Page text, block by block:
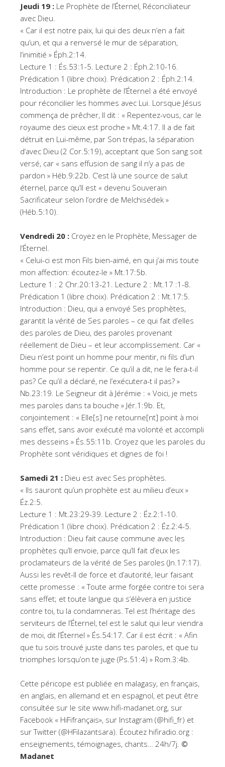
Jeudi 19 : Le Prophète de l’Éternel, Réconciliateur
avec Dieu.
« Car il est notre paix, lui qui des deux n’en a fait
qu’un, et qui a renversé le mur de séparation,
l’inimitié » Éph.2:14.
Lecture 1 : És.53:1-5. Lecture 2 : Éph.2:10-16.
Prédication 1 (libre choix). Prédication 2 : Éph.2:14.
Introduction : Le prophète de l’Éternel a été envoyé
pour réconcilier les hommes avec Lui. Lorsque Jésus
commença de prêcher, Il dit : « Repentez-vous, car le
royaume des cieux est proche » Mt.4:17. Il a de fait
détruit en Lui-même, par Son trépas, la séparation
d’avec Dieu (2 Cor.5:19), acceptant que Son sang soit
versé, car « sans effusion de sang il n’y a pas de
pardon » Héb.9:22b. C’est là une source de salut
éternel, parce qu’Il est « devenu Souverain
Sacrificateur selon l’ordre de Melchisédek »
(Héb.5:10).
Vendredi 20 : Croyez en le Prophète, Messager de
l’Éternel.
« Celui-ci est mon Fils bien-aimé, en qui j’ai mis toute
mon affection: écoutez-le » Mt.17:5b.
Lecture 1 : 2 Chr.20:13-21. Lecture 2 : Mt.17 :1-8.
Prédication 1 (libre choix). Prédication 2 : Mt.17:5.
Introduction : Dieu, qui a envoyé Ses prophètes,
garantit la vérité de Ses paroles – ce qui fait d’elles
des paroles de Dieu, des paroles provenant
réellement de Dieu – et leur accomplissement. Car «
Dieu n’est point un homme pour mentir, ni fils d’un
homme pour se repentir. Ce qu’il a dit, ne le fera-t-il
pas? Ce qu’il a déclaré, ne l’exécutera-t il pas? »
Nb.23:19. Le Seigneur dit à Jérémie : « Voici, je mets
mes paroles dans ta bouche » Jér.1:9b. Et,
conjointement : « Elle[s] ne retourne[nt] point à moi
sans effet, sans avoir exécuté ma volonté et accompli
mes desseins » És.55:11b. Croyez que les paroles du
Prophète sont véridiques et dignes de foi !
Samedi 21 : Dieu est avec Ses prophètes.
« Ils sauront qu’un prophète est au milieu d’eux »
Éz.2:5.
Lecture 1 : Mt.23:29-39. Lecture 2 : Éz.2:1-10.
Prédication 1 (libre choix). Prédication 2 : Éz.2:4-5.
Introduction : Dieu fait cause commune avec les
prophètes qu’Il envoie, parce qu’Il fait d’eux les
proclamateurs de la vérité de Ses paroles (Jn.17:17).
Aussi les revêt-Il de force et d’autorité, leur faisant
cette promesse : « Toute arme forgée contre toi sera
sans effet; et toute langue qui s’élèvera en justice
contre toi, tu la condamneras. Tel est l’héritage des
serviteurs de l’Éternel, tel est le salut qui leur viendra
de moi, dit l’Éternel » És.54:17. Car il est écrit : « Afin
que tu sois trouvé juste dans tes paroles, et que tu
triomphes lorsqu’on te juge (Ps.51:4) » Rom.3:4b.
Cette péricope est publiée en malagasy, en français,
en anglais, en allemand et en espagnol, et peut être
consultée sur le site www.hifi-madanet.org, sur
Facebook « HiFifrançais», sur Instagram (@hifi_fr) et
sur Twitter (@HFilazantsara). Écoutez hifiradio.org :
enseignements, témoignages, chants… 24h/7j. ©
Madanet